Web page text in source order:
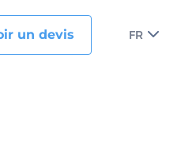
un devis FR